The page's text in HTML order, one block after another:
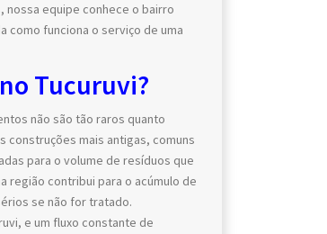
nossa equipe conhece o bairro
como funciona o serviço de uma
Tucuruvi?
não são tão raros quanto
construções mais antigas, comuns
para o volume de resíduos que
região contribui para o acúmulo de
se não for tratado.
e um fluxo constante de